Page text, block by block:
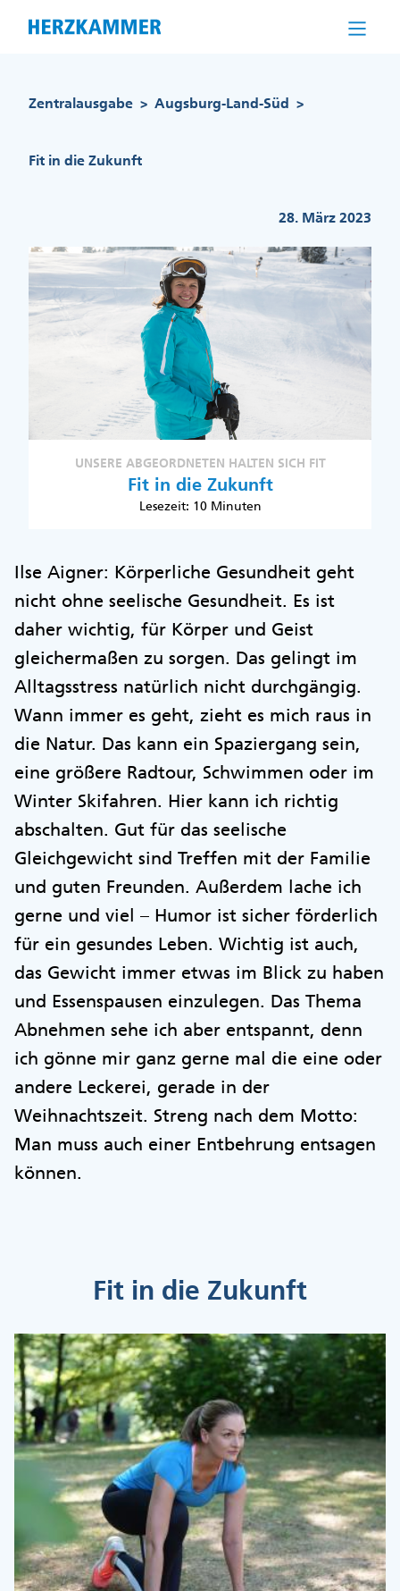
Zentralausgabe > Augsburg-Land-Süd >
Fit in die Zukunft
28. März 2023
UNSERE ABGEORDNETEN HALTEN SICH FIT
Fit in die Zukunft
Lesezeit: 10 Minuten
Ilse Aigner: Körperliche Gesundheit geht
nicht ohne seelische Gesundheit. Es ist
daher wichtig, für Körper und Geist
gleichermaßen zu sorgen. Das gelingt im
Alltagsstress natürlich nicht durchgängig.
Wann immer es geht, zieht es mich raus in
die Natur. Das kann ein Spaziergang sein,
eine größere Radtour, Schwimmen oder im
Winter Skifahren. Hier kann ich richtig
abschalten. Gut für das seelische
Gleichgewicht sind Treffen mit der Familie
und guten Freunden. Außerdem lache ich
gerne und viel – Humor ist sicher förderlich
für ein gesundes Leben. Wichtig ist auch,
das Gewicht immer etwas im Blick zu haben
und Essenspausen einzulegen. Das Thema
Abnehmen sehe ich aber entspannt, denn
ich gönne mir ganz gerne mal die eine oder
andere Leckerei, gerade in der
Weihnachtszeit. Streng nach dem Motto:
Man muss auch einer Entbehrung entsagen
können.
Fit in die Zukunft